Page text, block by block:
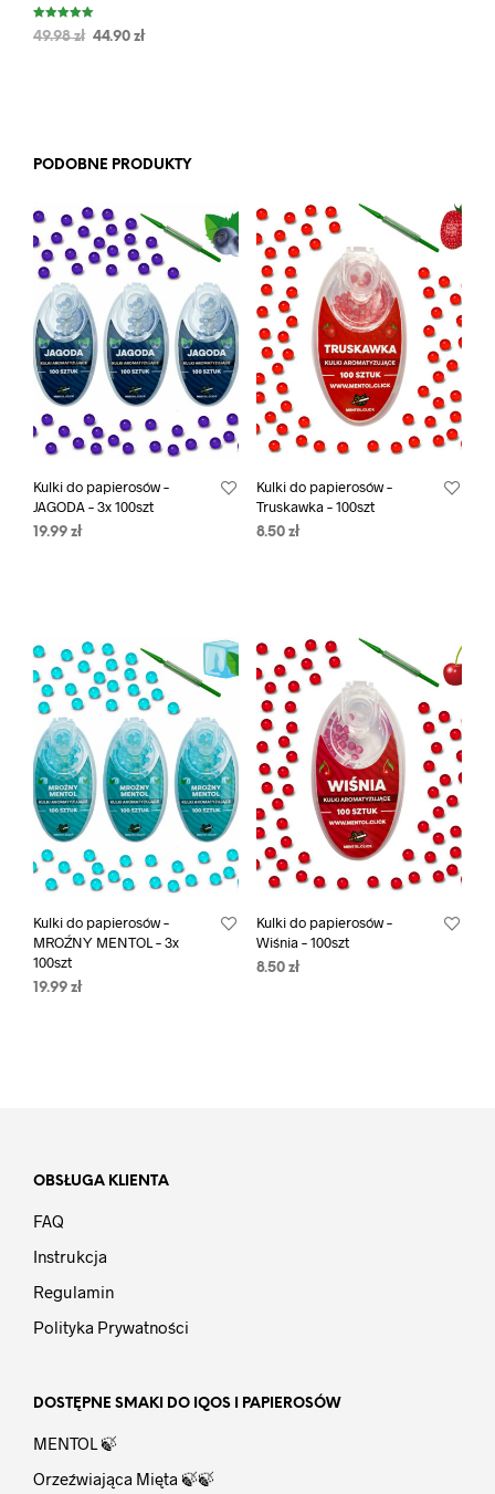
Oceniono
5.00
49.98zł 44.90 zł
PODOBNE PRODUKTY
Kulki do papierosów –
JAGODA – 3x 100szt
19.99 zł
Kulki do papierosów –
Truskawka – 100szt
8.50 zł
Kulki do papierosów –
MROŹNY MENTOL – 3x
100szt
19.99 zł
Kulki do papierosów –
Wiśnia – 100szt
8.50 zł
OBSŁUGA KLIENTA
FAQ
Instrukcja
Regulamin
Polityka Prywatności
DOSTĘPNE SMAKI DO IQOS I PAPIEROSÓW
MENTOL 🍃
Orzeźwiająca Mięta 🍃🍃